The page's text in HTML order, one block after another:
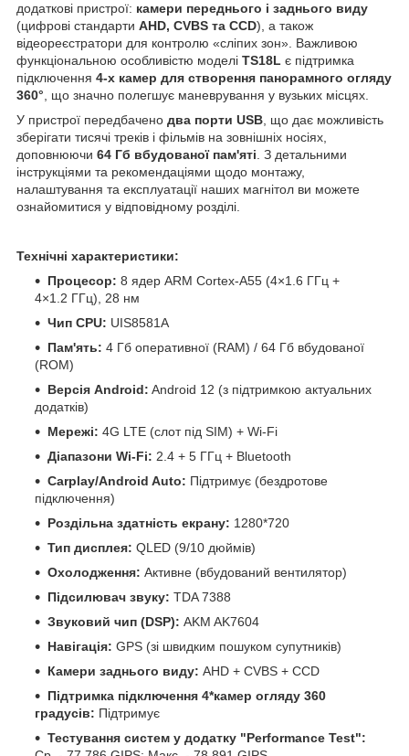
додаткові пристрої: камери переднього і заднього виду
(цифрові стандарти AHD, CVBS та CCD), а також
відеореєстратори для контролю «сліпих зон». Важливою
функціональною особливістю моделі TS18L є підтримка
підключення 4-х камер для створення панорамного огляду
360°, що значно полегшує маневрування у вузьких місцях.
У пристрої передбачено два порти USB, що дає можливість
зберігати тисячі треків і фільмів на зовнішніх носіях,
доповнюючи 64 Гб вбудованої пам'яті. З детальними
інструкціями та рекомендаціями щодо монтажу,
налаштування та експлуатації наших магнітол ви можете
ознайомитися у відповідному розділі.
Технічні характеристики:
Процесор: 8 ядер ARM Cortex-A55 (4×1.6 ГГц +
4×1.2 ГГц), 28 нм
Чип CPU: UIS8581A
Пам'ять: 4 Гб оперативної (RAM) / 64 Гб вбудованої
(ROM)
Версія Android: Android 12 (з підтримкою актуальних
додатків)
Мережі: 4G LTE (слот під SIM) + Wi-Fi
Діапазони Wi-Fi: 2.4 + 5 ГГц + Bluetooth
Carplay/Android Auto: Підтримує (бездротове
підключення)
Роздільна здатність екрану: 1280*720
Тип дисплея: QLED (9/10 дюймів)
Охолодження: Активне (вбудований вентилятор)
Підсилювач звуку: TDA 7388
Звуковий чип (DSP): AKM AK7604
Навігація: GPS (зі швидким пошуком супутників)
Камери заднього виду: AHD + CVBS + CCD
Підтримка підключення 4*камер огляду 360
градусів: Підтримує
Тестування систем у додатку "Performance Test":